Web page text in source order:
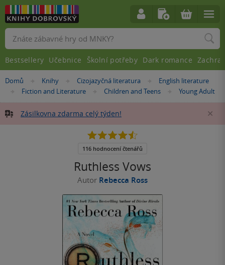
Nacházíte
Domů »Knihy »Cizojazyčná literatura »English literature
»Fiction and Literature »
Children and Teens »
Young Adult
Zásilkovna zdarma celý týden!
Ruthless Vows
Autor Rebecca Ross
4.5
5
116 hodnocení čtenářů
Vyhledávání
Bestsellery Učebnice Školní potřeby Dark romance